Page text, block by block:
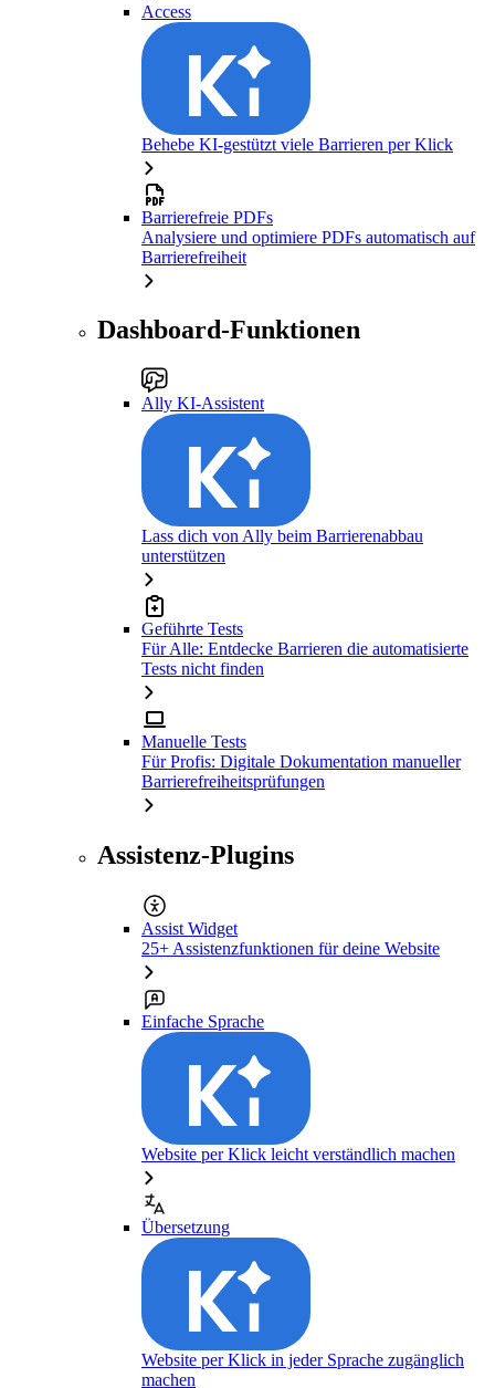
Access
Behebe KI-gestützt viele Barrieren per Klick
Barrierefreie PDFs
Analysiere und optimiere PDFs automatisch auf
Barrierefreiheit
Dashboard-Funktionen
Ally KI-Assistent
Lass dich von Ally beim Barrierenabbau
unterstützen
Geführte Tests
Für Alle: Entdecke Barrieren die automatisierte
Tests nicht finden
Manuelle Tests
Für Profis: Digitale Dokumentation manueller
Barrierefreiheitsprüfungen
Assistenz-Plugins
Assist Widget
25+ Assistenzfunktionen für deine Website
Einfache Sprache
Website per Klick leicht verständlich machen
Übersetzung
Website per Klick in jeder Sprache zugänglich
machen